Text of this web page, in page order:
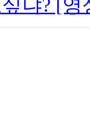
냐? [